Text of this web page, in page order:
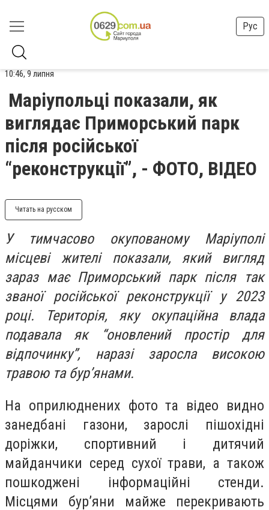
Рус
10:46, 9 липня
Маріупольці показали, як
виглядає Приморський парк
після російської
“реконструкції”, - ФОТО, ВІДЕО
Читать на русском
У тимчасово окупованому Маріуполі
місцеві жителі показали, який вигляд
зараз має Приморський парк після так
званої російської реконструкції у 2023
році. Територія, яку окупаційна влада
подавала як “оновлений простір для
відпочинку”, наразі заросла високою
травою та бур’янами.
На оприлюднених фото та відео видно
занедбані газони, зарослі пішохідні
доріжки, спортивний і дитячий
майданчики серед сухої трави, а також
пошкоджені інформаційні стенди.
Місцями бур’яни майже перекривають